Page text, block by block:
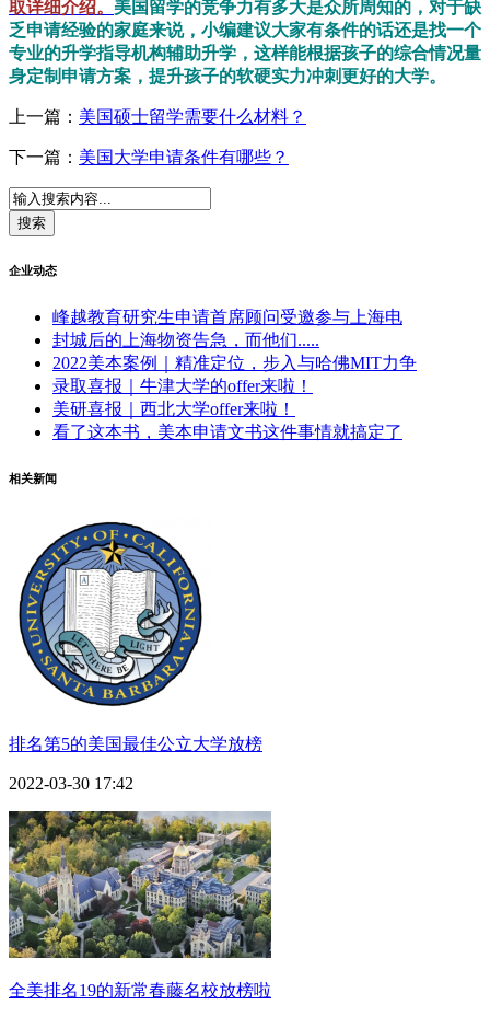
取详细介绍。 美国留学的竞争力有多大是众所周知的，对于缺
乏申请经验的家庭来说，小编建议大家有条件的话还是找一个
专业的升学指导机构辅助升学，这样能根据孩子的综合情况量
身定制申请方案，提升孩子的软硬实力冲刺更好的大学。
上一篇： 美国硕士留学需要什么材料？
下一篇： 美国大学申请条件有哪些？
企业动态
峰越教育研究生申请首席顾问受邀参与上海电
封城后的上海物资告急，而他们.....
2022美本案例｜精准定位，步入与哈佛MIT力争
录取喜报｜牛津大学的offer来啦！
美研喜报｜西北大学offer来啦！
看了这本书，美本申请文书这件事情就搞定了
相关新闻
排名第5的美国最佳公立大学放榜
2022-03-30 17:42
全美排名19的新常春藤名校放榜啦